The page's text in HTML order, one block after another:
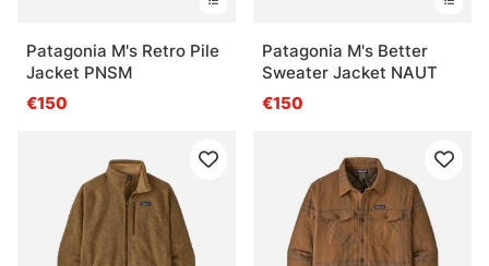
Patagonia M's Retro Pile
Jacket PNSM
€150
Patagonia M's Better
Sweater Jacket NAUT
€150